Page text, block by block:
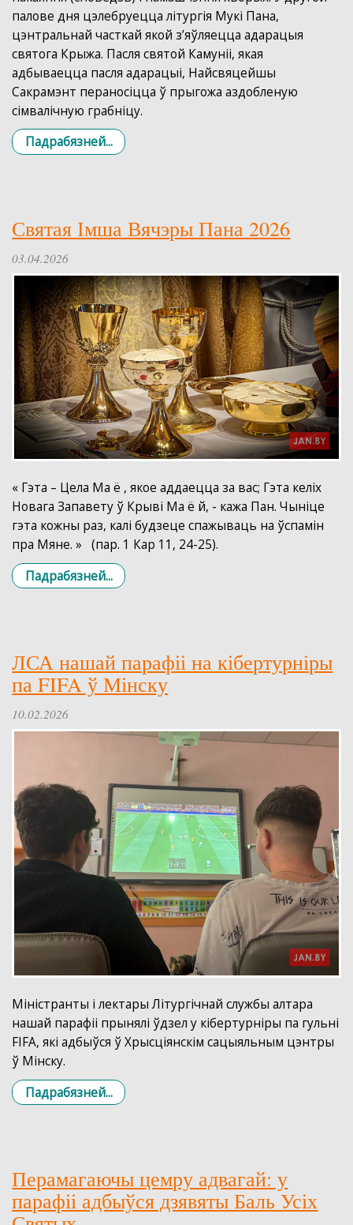
палове дня цэлебруецца літургія Мукі Пана,
цэнтральнай часткай якой з’яўляецца адарацыя
святога Крыжа. Пасля святой Камуніі, якая
адбываецца пасля адарацыі, Найсвяцейшы
Сакрамэнт пераносіцца ў прыгожа аздобленую
сімвалічную грабніцу.
Падрабязней...
Святая Імша Вячэры Пана 2026
03.04.2026
« Гэта – Цела Ма ё , якое аддаецца за вас; Гэта келіх
Новага Запавету ў Крыві Ма ё й, - кажа Пан. Чыніце
гэта кожны раз, калі будзеце спажываць на ўспамін
пра Мяне. » (пар. 1 Кар 11, 24-25).
Падрабязней...
ЛСА нашай парафіі на кібертурніры
па FIFA ў Мінску
10.02.2026
Mіністранты і лектары Літургічнай службы алтара
нашай парафіі прынялі ўдзел у кібертурніры па гульні
FIFA, які адбыўся ў Хрысціянскім сацыяльным цэнтры
ў Мінску.
Падрабязней...
Перамагаючы цемру адвагай: у
парафіі адбыўся дзявяты Баль Усіх